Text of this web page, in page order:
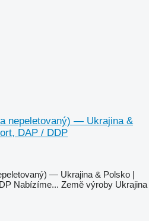
nepeletovaný) — Ukrajina &
DAP / DDP
— Ukrajina & Polsko |
Nabízíme... Země výroby Ukrajina